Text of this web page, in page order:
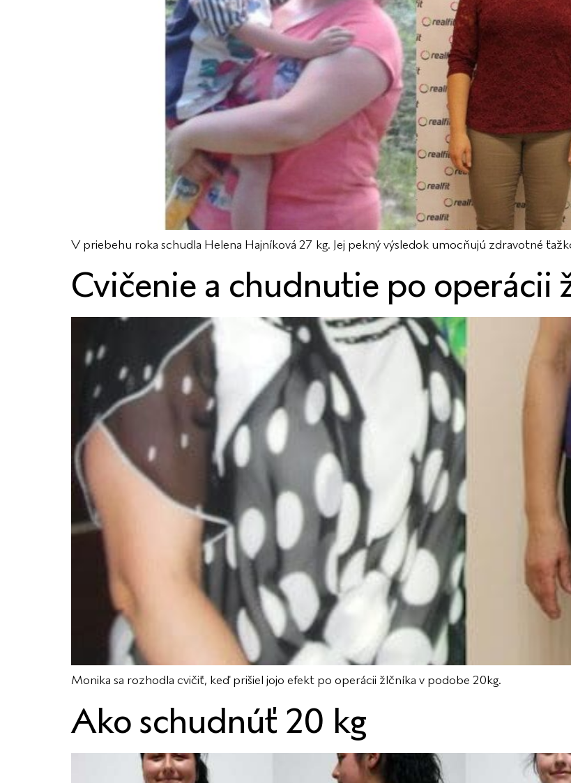
V priebehu roka schudla Helena Hajníková 27 kg. Jej pekný výsledok umocňujú zdravotné
Cvičenie a chudnutie po operácii
Monika sa rozhodla cvičiť, keď prišiel jojo efekt po operácii žlčníka v podobe 20kg.
Ako schudnúť 20 kg